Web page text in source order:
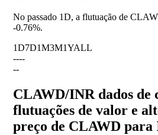
No passado 1D, a flutuação de
-0.76%.
1D7D1M3M1YALL
----
--
CLAWD/INR dados de
flutuações de valor e
preço de CLAWD para